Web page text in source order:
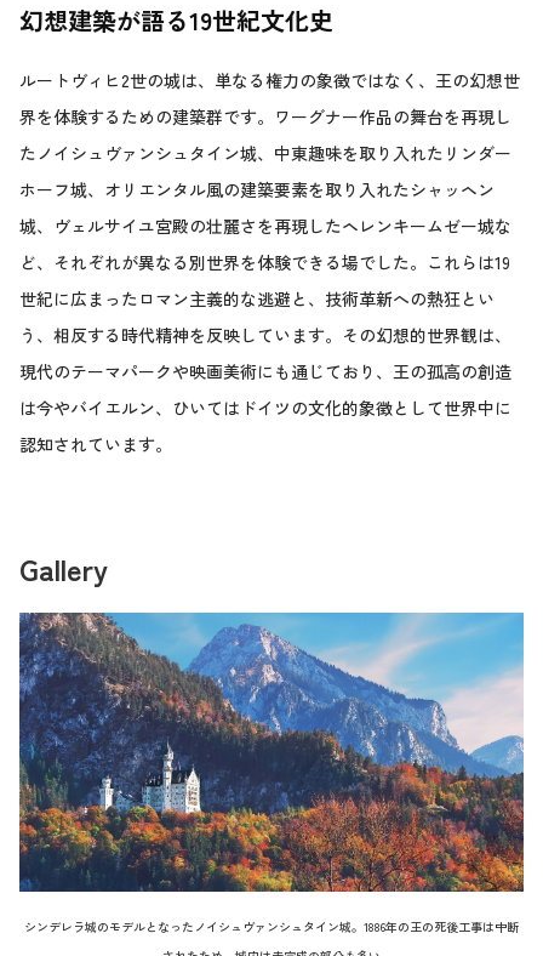
幻想建築が語る19世紀文化史
ルートヴィヒ2世の城は、単なる権力の象徴ではなく、王の幻想世
界を体験するための建築群です。ワーグナー作品の舞台を再現し
たノイシュヴァンシュタイン城、中東趣味を取り入れたリンダー
ホーフ城、オリエンタル風の建築要素を取り入れたシャッヘン
城、ヴェルサイユ宮殿の壮麗さを再現したヘレンキームゼー城な
ど、それぞれが異なる別世界を体験できる場でした。これらは19
世紀に広まったロマン主義的な逃避と、技術革新への熱狂とい
う、相反する時代精神を反映しています。その幻想的世界観は、
現代のテーマパークや映画美術にも通じており、王の孤高の創造
は今やバイエルン、ひいてはドイツの文化的象徴として世界中に
認知されています。
Gallery
シンデレラ城のモデルとなったノイシュヴァンシュタイン城。1886年の王の死後工事は中断